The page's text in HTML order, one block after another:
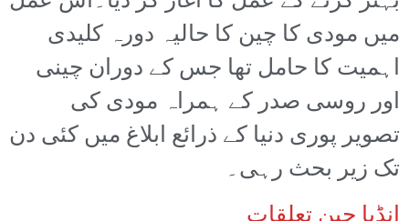
میں مودی کا چین کا حالیہ دورہ کلیدی
اہمیت کا حامل تھا جس کے دوران چینی
اور روسی صدر کے ہمراہ مودی کی
تصویر پوری دنیا کے ذرائع ابلاغ میں کئی دن
تک زیر بحث رہی۔